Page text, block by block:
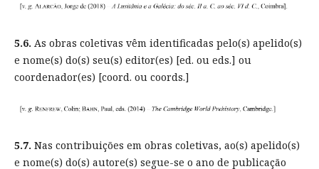
5.6. As obras coletivas vêm identificadas pelo(s) apelido(s)
e nome(s) do(s) seu(s) editor(es) [ed. ou eds.] ou
coordenador(es) [coord. ou coords.]
5.7. Nas contribuições em obras coletivas, ao(s) apelido(s)
e nome(s) do(s) autore(s) segue-se o ano de publicação